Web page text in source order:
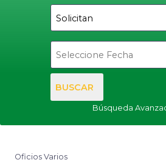
BUSCAR
Búsqueda
Oficios Varios